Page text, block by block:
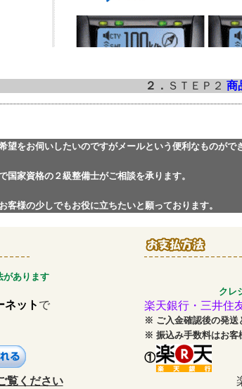
２． ＳＴＥＰ２ 商
望をお伺いしたいのですがメールという便利なものがで
家資格の２級整備士がご相談を承ります。
様の少しでもお役に立ちたいと願っております。
あります
クレ
ネット で
楽天銀行・三井住
※ ご入金確認後の発送
※ 振込み手数料はお客
①
覧ください